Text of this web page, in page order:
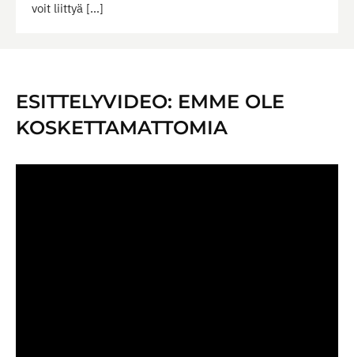
voit liittyä […]
ESITTELYVIDEO: EMME OLE
KOSKETTAMATTOMIA